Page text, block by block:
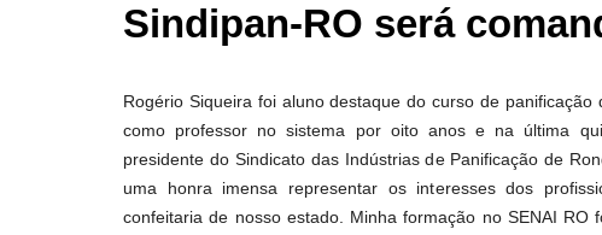
APERFEIÇOAMENTO
TÉCNICO
ESTANTE VIRTUAL
MATRÍCULAS ABERTAS
Sindipan-RO será
Rogério Siqueira foi aluno destaque do curso de panificação
como professor no sistema por oito anos e na última
presidente do Sindicato das Indústrias de Panificação de
uma honra imensa representar os interesses dos
confeitaria de nosso estado. Minha formação no SENAI RO